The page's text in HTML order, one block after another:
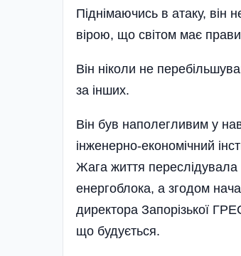
Піднімаючись в атаку, він
вірою, що світом має
Він ніколи не
за інших.
Він був наполегливим у
інженерно-економічний
Жага життя
енергоблока, а згодом
директора Запорізької
що будується.